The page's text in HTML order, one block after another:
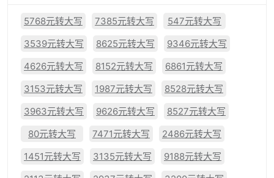
5768元转大写 7385元转大写
547元转大写
3539元转大写
8625元转大写
9346元转大写
4626元转大写
8152元转大写
6861元转大写
3153元转大写
1987元转大写
8528元转大写
3963元转大写
9626元转大写
8527元转大写
80元转大写
7471元转大写
2486元转大写
1451元转大写
3135元转大写
9188元转大写